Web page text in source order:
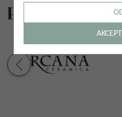
Producenci